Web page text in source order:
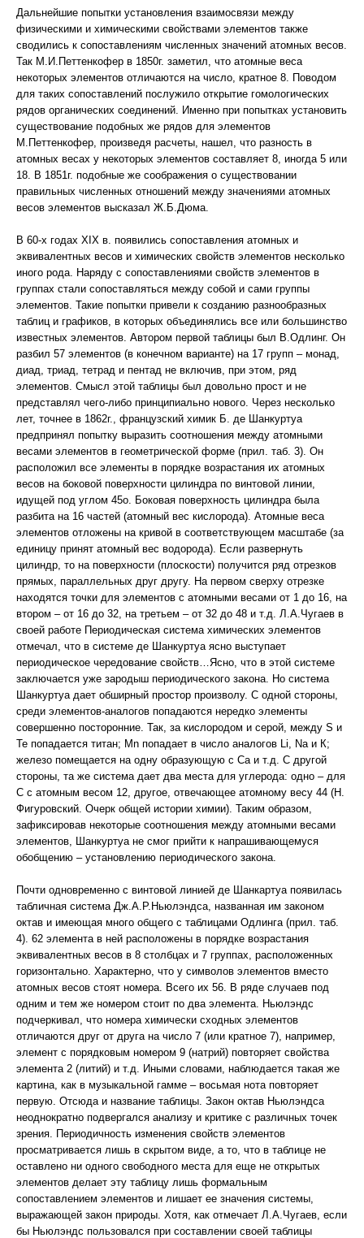
Дальнейшие попытки установления взаимосвязи между
физическими и химическими свойствами элементов также
сводились к сопоставлениям численных значений атомных весов.
Так М.И.Петтенкофер в 1850г. заметил, что атомные веса
некоторых элементов отличаются на число, кратное 8. Поводом
для таких сопоставлений послужило открытие гомологических
рядов органических соединений. Именно при попытках установить
существование подобных же рядов для элементов
М.Петтенкофер, произведя расчеты, нашел, что разность в
атомных весах у некоторых элементов составляет 8, иногда 5 или
18. В 1851г. подобные же соображения о существовании
правильных численных отношений между значениями атомных
весов элементов высказал Ж.Б.Дюма.
В 60-х годах XIX в. появились сопоставления атомных и
эквивалентных весов и химических свойств элементов несколько
иного рода. Наряду с сопоставлениями свойств элементов в
группах стали сопоставляться между собой и сами группы
элементов. Такие попытки привели к созданию разнообразных
таблиц и графиков, в которых объединялись все или большинство
известных элементов. Автором первой таблицы был В.Одлинг. Он
разбил 57 элементов (в конечном варианте) на 17 групп – монад,
диад, триад, тетрад и пентад не включив, при этом, ряд
элементов. Смысл этой таблицы был довольно прост и не
представлял чего-либо принципиально нового. Через несколько
лет, точнее в 1862г., французский химик Б. де Шанкуртуа
предпринял попытку выразить соотношения между атомными
весами элементов в геометрической форме (прил. таб. 3). Он
расположил все элементы в порядке возрастания их атомных
весов на боковой поверхности цилиндра по винтовой линии,
идущей под углом 45о. Боковая поверхность цилиндра была
разбита на 16 частей (атомный вес кислорода). Атомные веса
элементов отложены на кривой в соответствующем масштабе (за
единицу принят атомный вес водорода). Если развернуть
цилиндр, то на поверхности (плоскости) получится ряд отрезков
прямых, параллельных друг другу. На первом сверху отрезке
находятся точки для элементов с атомными весами от 1 до 16, на
втором – от 16 до 32, на третьем – от 32 до 48 и т.д. Л.А.Чугаев в
своей работе Периодическая система химических элементов
отмечал, что в системе де Шанкуртуа ясно выступает
периодическое чередование свойств…Ясно, что в этой системе
заключается уже зародыш периодического закона. Но система
Шанкуртуа дает обширный простор произволу. С одной стороны,
среди элементов-аналогов попадаются нередко элементы
совершенно посторонние. Так, за кислородом и серой, между S и
Те попадается титан; Мn попадает в число аналогов Li, Na и К;
железо помещается на одну образующую с Са и т.д. С другой
стороны, та же система дает два места для углерода: одно – для
С с атомным весом 12, другое, отвечающее атомному весу 44 (Н.
Фигуровский. Очерк общей истории химии). Таким образом,
зафиксировав некоторые соотношения между атомными весами
элементов, Шанкуртуа не смог прийти к напрашивающемуся
обобщению – установлению периодического закона.
Почти одновременно с винтовой линией де Шанкартуа появилась
табличная система Дж.А.Р.Ньюлэндса, названная им законом
октав и имеющая много общего с таблицами Одлинга (прил. таб.
4). 62 элемента в ней расположены в порядке возрастания
эквивалентных весов в 8 столбцах и 7 группах, расположенных
горизонтально. Характерно, что у символов элементов вместо
атомных весов стоят номера. Всего их 56. В ряде случаев под
одним и тем же номером стоит по два элемента. Ньюлэндс
подчеркивал, что номера химически сходных элементов
отличаются друг от друга на число 7 (или кратное 7), например,
элемент с порядковым номером 9 (натрий) повторяет свойства
элемента 2 (литий) и т.д. Иными словами, наблюдается такая же
картина, как в музыкальной гамме – восьмая нота повторяет
первую. Отсюда и название таблицы. Закон октав Ньюлэндса
неоднократно подвергался анализу и критике с различных точек
зрения. Периодичность изменения свойств элементов
просматривается лишь в скрытом виде, а то, что в таблице не
оставлено ни одного свободного места для еще не открытых
элементов делает эту таблицу лишь формальным
сопоставлением элементов и лишает ее значения системы,
выражающей закон природы. Хотя, как отмечает Л.А.Чугаев, если
бы Ньюлэндс пользовался при составлении своей таблицы